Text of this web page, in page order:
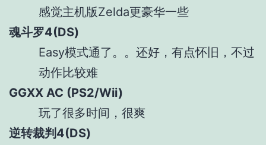
感觉主机版Zelda更豪华一些
魂斗罗4(DS)
Easy模式通了。。还好，有点怀旧，不过
动作比较难
GGXX AC (PS2/Wii)
玩了很多时间，很爽
逆转裁判4(DS)